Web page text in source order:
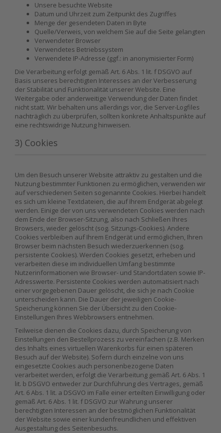
Unsere besuchte Website
Datum und Uhrzeit zum Zeitpunkt des Zugriffes
Menge der gesendeten Daten in Byte
Quelle/Verweis, von welchem Sie auf die Seite gelangten
Verwendeter Browser
Verwendetes Betriebssystem
Verwendete IP-Adresse (ggf.: in anonymisierter Form)
Die Verarbeitung erfolgt gemäß Art. 6 Abs. 1 lit. f DSGVO auf
Basis unseres berechtigten Interesses an der Verbesserung
der Stabilität und Funktionalität unserer Website. Eine
Weitergabe oder anderweitige Verwendung der Daten findet
nicht statt. Wir behalten uns allerdings vor, die Server-Logfiles
nachträglich zu überprüfen, sollten konkrete Anhaltspunkte auf
eine rechtswidrige Nutzung hinweisen.
3) Cookies
Um den Besuch unserer Website attraktiv zu gestalten und die
Nutzung bestimmter Funktionen zu ermöglichen, verwenden wir
auf verschiedenen Seiten sogenannte Cookies. Hierbei handelt
es sich um kleine Textdateien, die auf Ihrem Endgerät abgelegt
werden. Einige der von uns verwendeten Cookies werden nach
dem Ende der Browser-Sitzung, also nach Schließen Ihres
Browsers, wieder gelöscht (sog. Sitzungs-Cookies). Andere
Cookies verbleiben auf Ihrem Endgerät und ermöglichen, Ihren
Browser beim nächsten Besuch wiederzuerkennen (sog.
persistente Cookies). Werden Cookies gesetzt, erheben und
verarbeiten diese im individuellen Umfang bestimmte
Nutzerinformationen wie Browser- und Standortdaten sowie IP-
Adresswerte. Persistente Cookies werden automatisiert nach
einer vorgegebenen Dauer gelöscht, die sich je nach Cookie
unterscheiden kann. Die Dauer der jeweiligen Cookie-
Speicherung können Sie der Übersicht zu den Cookie-
Einstellungen Ihres Webbrowsers entnehmen.
Teilweise dienen die Cookies dazu, durch Speicherung von
Einstellungen den Bestellprozess zu vereinfachen (z.B. Merken
des Inhalts eines virtuellen Warenkorbs für einen späteren
Besuch auf der Website). Sofern durch einzelne von uns
eingesetzte Cookies auch personenbezogene Daten
verarbeitet werden, erfolgt die Verarbeitung gemäß Art. 6 Abs. 1
lit. b DSGVO entweder zur Durchführung des Vertrages, gemäß
Art. 6 Abs. 1 lit. a DSGVO im Falle einer erteilten Einwilligung oder
gemäß Art. 6 Abs. 1 lit. f DSGVO zur Wahrung unserer
berechtigten Interessen an der bestmöglichen Funktionalität
der Website sowie einer kundenfreundlichen und effektiven
Ausgestaltung des Seitenbesuchs.